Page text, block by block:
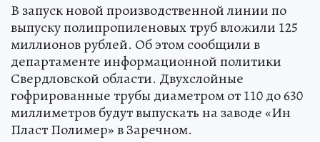
В запуск новой производственной линии по
выпуску полипропиленовых труб вложили 125
миллионов рублей. Об этом сообщили в
департаменте информационной политики
Свердловской области. Двухслойные
гофрированные трубы диаметром от 110 до 630
миллиметров будут выпускать на заводе «Ин
Пласт Полимер» в Заречном.